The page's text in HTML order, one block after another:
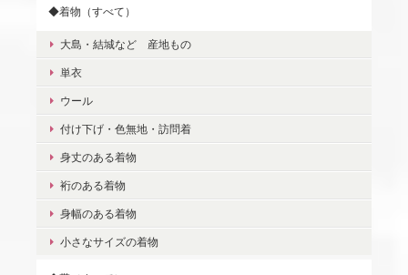
◆着物（すべて）
大島・結城など 産地もの
単衣
ウール
付け下げ・色無地・訪問着
身丈のある着物
裄のある着物
身幅のある着物
小さなサイズの着物